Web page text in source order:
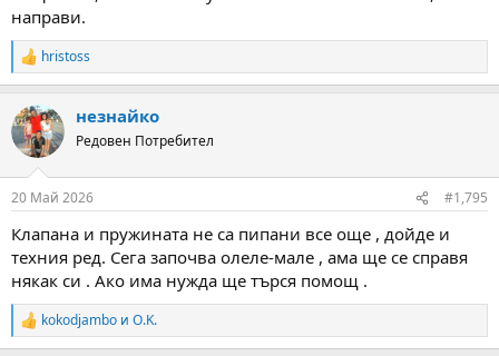
направи.
R
e
c
t
i
s
hristoss
незнайко
Редовен Потребител
20 Май 2026 #1,795
Клапана и пружината не са пипани все още , дойде и
техния ред. Сега започва олеле-мале , ама ще се справя
някак си . Ако има нужда ще търся помощ .
R
e
kokodjambo и O.K.